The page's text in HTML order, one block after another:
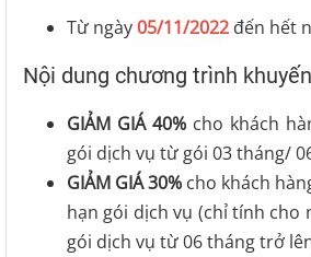
Từ ngày05/11/2022 đến hết
Nội dung chương trình
GIẢM GIÁ 40% cho khách
gói dịch vụ từ gói 03 tháng/
GIẢM GIÁ 30% cho khách
hạn gói dịch vụ (chỉ tính cho
gói dịch vụ từ 06 tháng trở